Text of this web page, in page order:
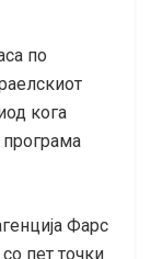
по
кога
програма
Фарс
пет точки